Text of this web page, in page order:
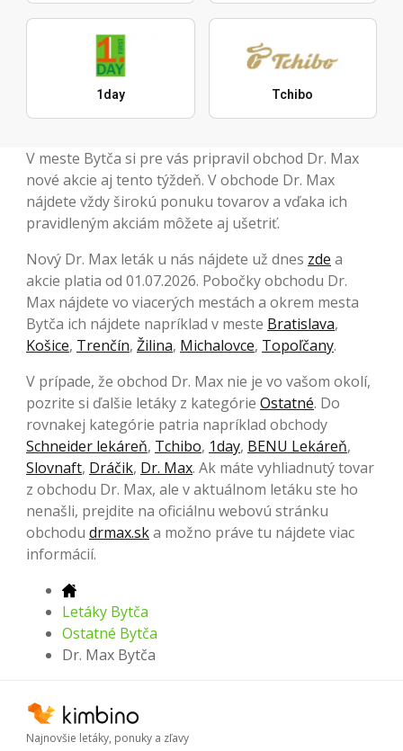
1day Tchibo
V meste Bytča si pre vás pripravil obchod Dr. Max
nové akcie aj tento týždeň. V obchode Dr. Max
nájdete vždy širokú ponuku tovarov a vďaka ich
pravidleným akciám môžete aj ušetriť.
Nový Dr. Max leták u nás nájdete už dnes zde a
akcie platia od 01.07.2026. Pobočky obchodu Dr.
Max nájdete vo viacerých mestách a okrem mesta
Bytča ich nájdete napríklad v meste Bratislava,
Košice, Trenčín, Žilina, Michalovce, Topoľčany.
V prípade, že obchod Dr. Max nie je vo vašom okolí,
pozrite si ďalšie letáky z kategórie Ostatné. Do
rovnakej kategórie patria napríklad obchody
Schneider lekáreň, Tchibo, 1day, BENU Lekáreň,
Slovnaft, Dráčik, Dr. Max. Ak máte vyhliadnutý tovar
z obchodu Dr. Max, ale v aktuálnom letáku ste ho
nenašli, prejdite na oficiálnu webovú stránku
obchodu drmax.ska možno práve tu nájdete viac
informácií.
Letáky Bytča
Ostatné Bytča
Dr. Max Bytča
Najnovšie letáky, ponuky a zľavy